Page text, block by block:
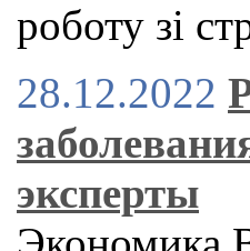
роботу зі
28.12.2022
эксперты